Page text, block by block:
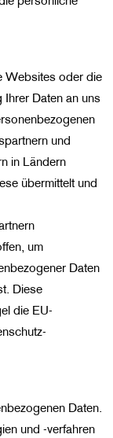
Websites oder die
Ihrer Daten an uns
und
in Ländern
übermittelt und
um
Daten
Diese
die EU-
Daten.
und -verfahren